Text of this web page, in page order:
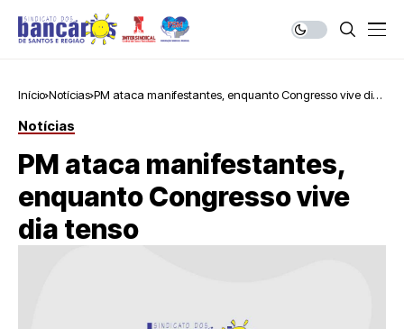
Início Notícias PM ataca manifestantes, enquanto Congresso vive dia
Notícias
PM ataca manifestantes,
enquanto Congresso vive
dia tenso